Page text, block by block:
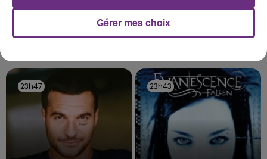
C'était l'une des institutions du centre-ville
rémois. Le magasin JouéClub est contraint de
fermer ses portes.
23h47
23h47 23h43
23h43
Gérer mes choix